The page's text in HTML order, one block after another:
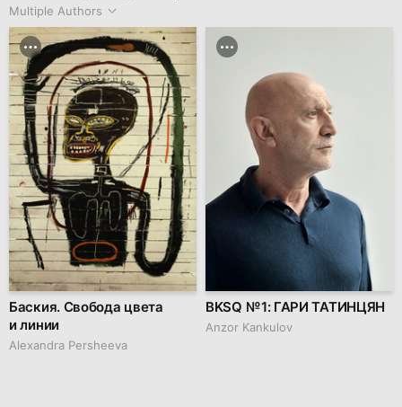
Multiple Authors
Баския. Свобода цвета
и линии
Alexandra Persheeva
BKSQ № 1: ГАРИ ТАТИНЦЯН
Anzor Kankulov